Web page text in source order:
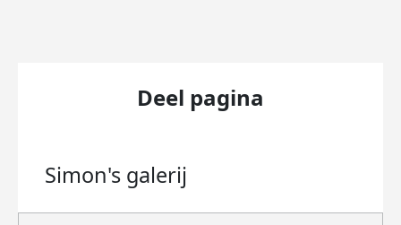
Deel pagina
Simon's galerij